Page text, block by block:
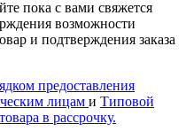
пока с вами свяжется
возможности
и подтверждения заказа
предоставления
лицам и Типовой
в рассрочку.